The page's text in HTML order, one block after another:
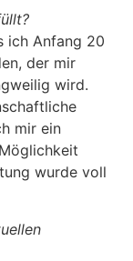
ich Anfang 20
der mir
wird.
mir ein
wurde voll